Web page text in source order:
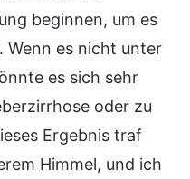
beginnen, um es
Wenn es nicht unter
es sich sehr
oder zu
Ergebnis traf
Himmel, und ich